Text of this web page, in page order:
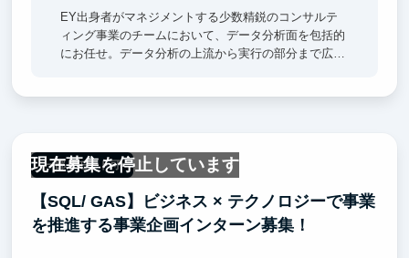
EY出身者がマネジメントする少数精鋭のコンサルテ
ィング事業のチームにおいて、データ分析面を包括的
にお任せ。データ分析の上流から実行の部分まで広く
現在募集を停止しています
一部リモート可
【SQL/ GAS】ビジネス × テクノロジーで事業
を推進する事業企画インターン募集！